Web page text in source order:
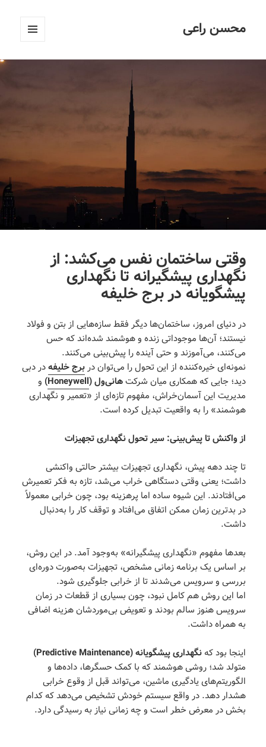
محسن راعی
و
وقتی ساختمان نفس می‌کشد: از
نگهداری پیشگیرانه تا نگهداری
پیشگویانه در برج خلیفه
در دنیای امروز، ساختمان‌ها دیگر فقط سازه‌هایی از بتن و فولاد
نیستند؛ آن‌ها موجوداتی زنده و هوشمند شده‌اند که حس
می‌کنند، می‌آموزند و حتی آینده را پیش‌بینی می‌کنند.
نمونه‌ای خیره‌کننده از این تحول را می‌توان دربرج خلیفهدر دبی
دید؛ جایی که همکاری میان شرکتهانی‌ول(
Honeywell
) و
مدیریت این آسمان‌خراش، مفهوم تازه‌ای از «تعمیر و نگهداری
هوشمند» را به واقعیت تبدیل کرده است.
از واکنش تا پیش‌بینی: سیر تحول نگهداری تجهیزات
تا چند دهه پیش، نگهداری تجهیزات بیشتر حالتی واکنشی
داشت؛ یعنی وقتی دستگاهی خراب می‌شد، تازه به فکر تعمیرش
می‌افتادند. این شیوه ساده اما پرهزینه بود، چون خرابی معمولاً
در بدترین زمان ممکن اتفاق می‌افتاد و توقف کار را به‌دنبال
داشت.
بعدها مفهوم «نگهداری پیشگیرانه» به‌وجود آمد. در این روش،
بر اساس یک برنامه زمانی مشخص، تجهیزات به‌صورت دوره‌ای
بررسی و سرویس می‌شدند تا از خرابی جلوگیری شود.
اما این روش هم کامل نبود، چون بسیاری از قطعات در زمان
سرویس هنوز سالم بودند و تعویض بی‌موردشان هزینه اضافی
به همراه داشت.
اینجا بود کهنگهداری پیشگویانه(Predictive Maintenance)
متولد شد؛ روشی هوشمند که با کمک حسگرها، داده‌ها و
الگوریتم‌های یادگیری ماشین، می‌تواند قبل از وقوع خرابی
هشدار دهد. در واقع سیستم خودش تشخیص می‌دهد که کدام
بخش در معرض خطر است و چه زمانی نیاز به رسیدگی دارد.